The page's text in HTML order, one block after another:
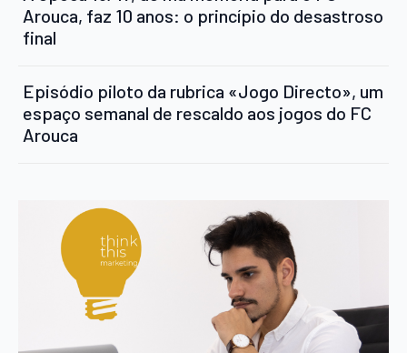
Arouca, faz 10 anos: o princípio do desastroso
final
Episódio piloto da rubrica «Jogo Directo», um
espaço semanal de rescaldo aos jogos do FC
Arouca